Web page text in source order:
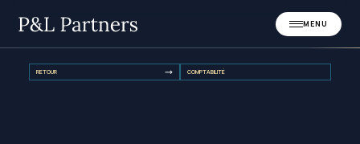
MENU
RETOUR COMPTABILITÉ